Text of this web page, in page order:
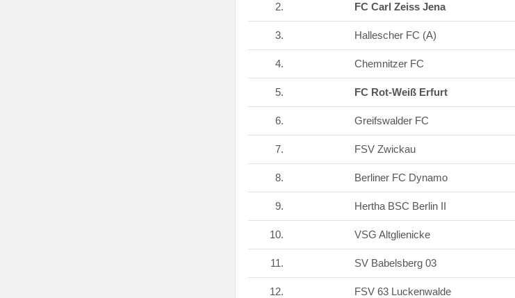
2. FC Carl Zeiss Jena
3. Hallescher FC (A)
4. Chemnitzer FC
5. FC Rot-Weiß Erfurt
6. Greifswalder FC
7. FSV Zwickau
8. Berliner FC Dynamo
9. Hertha BSC Berlin II
10. VSG Altglienicke
11. SV Babelsberg 03
12. FSV 63 Luckenwalde